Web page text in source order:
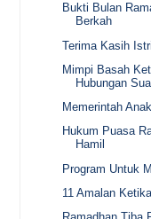
Bukti Bulan
Berkah
Terima Kasih
Mimpi Basah
Hubungan
Memerintah
Hukum Puasa
Hamil
Program Untuk
11 Amalan